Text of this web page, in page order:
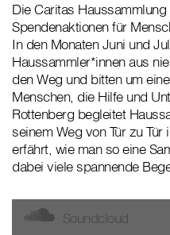
Die Caritas
Spendenaktionen für
In den Monaten Juni und
Haussammler*innen aus
den Weg und bitten um
Menschen, die Hilfe und
Rottenberg begleitet
seinem Weg von Tür zu
erfährt, wie man so eine
dabei viele spannende
Soundcloud